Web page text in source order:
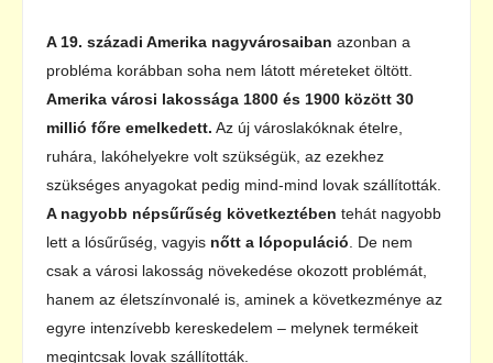
A 19. századi Amerika nagyvárosaiban azonban a
probléma korábban soha nem látott méreteket öltött.
Amerika városi lakossága 1800 és 1900 között 30
millió főre emelkedett. Az új városlakóknak ételre,
ruhára, lakóhelyekre volt szükségük, az ezekhez
szükséges anyagokat pedig mind-mind lovak szállították.
A nagyobb népsűrűség következtében tehát nagyobb
lett a lósűrűség, vagyis nőtt a lópopuláció . De nem
csak a városi lakosság növekedése okozott problémát,
hanem az életszínvonalé is, aminek a következménye az
egyre intenzívebb kereskedelem – melynek termékeit
megintcsak lovak szállították.